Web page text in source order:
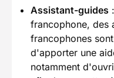
Assistant-guides
francophone, des
francophones
d'apporter une
notamment